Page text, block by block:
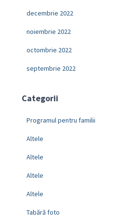
decembrie 2022
noiembrie 2022
octombrie 2022
septembrie 2022
Categorii
Programul pentru familii
Altele
Altele
Altele
Altele
Tabără foto